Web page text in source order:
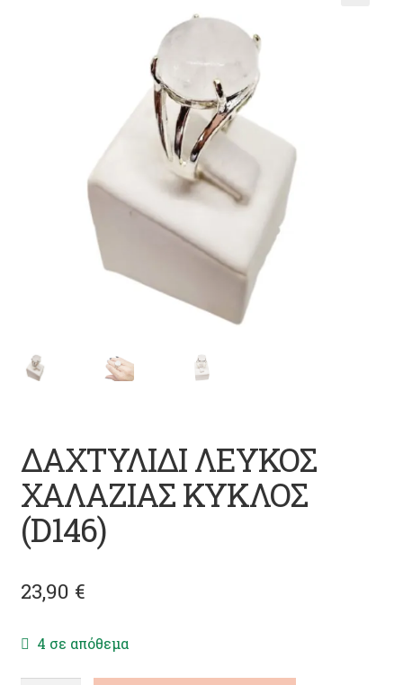
ΔΑΧΤΥΛΙΔΙ ΛΕΥΚΟΣ
ΧΑΛΑΖΙΑΣ ΚΥΚΛΟΣ
(D146)
23,90 €
4 σε απόθεμα